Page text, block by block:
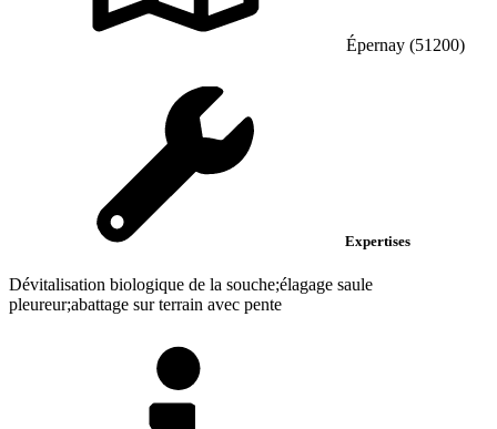
Épernay (51200)
Expertises
Dévitalisation biologique de la souche;élagage saule
pleureur;abattage sur terrain avec pente